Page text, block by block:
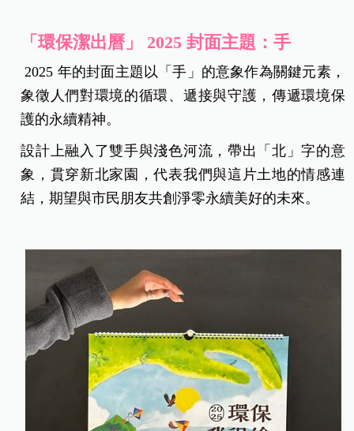
「環保潔出曆」 2025 封面主題：手
2025 年的封面主題以「手」的意象作為關鍵元素，
象徵人們對環境的循環、遞接與守護，傳遞環境保
護的永續精神。
設計上融入了雙手與淺色河流，帶出「北」字的意
象，貫穿新北家園，代表我們與這片土地的情感連
結，期望與市民朋友共創淨零永續美好的未來。